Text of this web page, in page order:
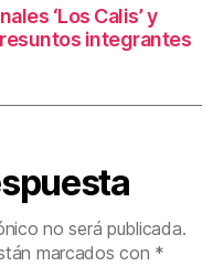
‘Los Calis’ y
integrantes
no será publicada.
marcados con *